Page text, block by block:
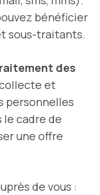
bénéficier
sous-traitants.
des
et
personnelles
le cadre de
une offre
de vous :